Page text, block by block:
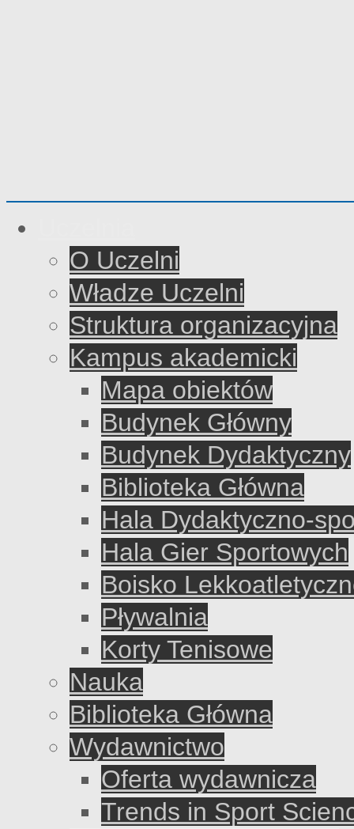
O Uczelni
Władze Uczelni
Struktura organizacyjna
Kampus akademicki
Mapa obiektów
Budynek Główny
Budynek Dydaktyczny
Biblioteka Główna
Hala Dydaktyczno-
Hala Gier Sportowych
Boisko
Pływalnia
Korty Tenisowe
Nauka
Biblioteka Główna
Wydawnictwo
Oferta wydawnicza
Trends in Sport